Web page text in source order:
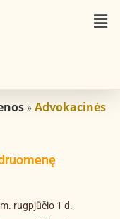
» Advokacinės
rugpjūčio 1 d.